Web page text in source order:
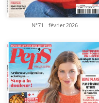
N°71 - février 2026